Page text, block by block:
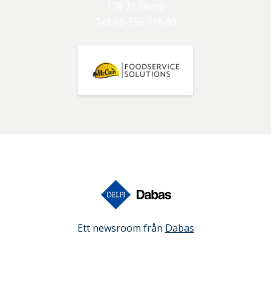
Ett newsroom från Dabas